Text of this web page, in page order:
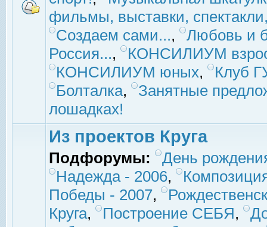
фильмы, выставки,
Создаем сами...,
Любовь и
Россия...,
КОНСИЛИУМ
КОНСИЛИУМ юных,
Клуб
Болталка,
Занятные
лошадках!
Из проектов Круга
Подфорумы:
День
Надежда - 2006,
Победы - 2007,
Круга, Построение СЕБЯ,